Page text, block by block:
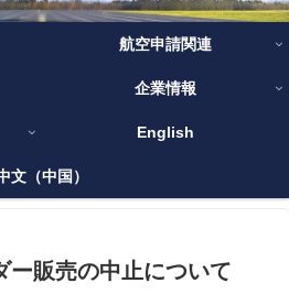
航空申請関連
企業情報
English
文（中国）
ー販売の中止について